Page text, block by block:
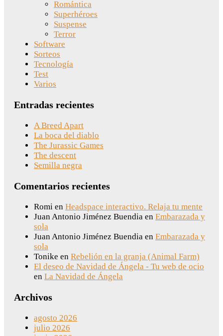
Romántica
Superhéroes
Suspense
Terror
Software
Sorteos
Tecnología
Test
Varios
Entradas recientes
A Breed Apart
La boca del diablo
The Jurassic Games
The descent
Semilla negra
Comentarios recientes
Romi en Headspace interactivo. Relaja tu mente
Juan Antonio Jiménez Buendia en Embarazada y
sola
Juan Antonio Jiménez Buendia en Embarazada y
sola
Tonike en Rebelión en la granja (Animal Farm)
El deseo de Navidad de Ángela - Tu web de ocio
en La Navidad de Ángela
Archivos
agosto 2026
julio 2026